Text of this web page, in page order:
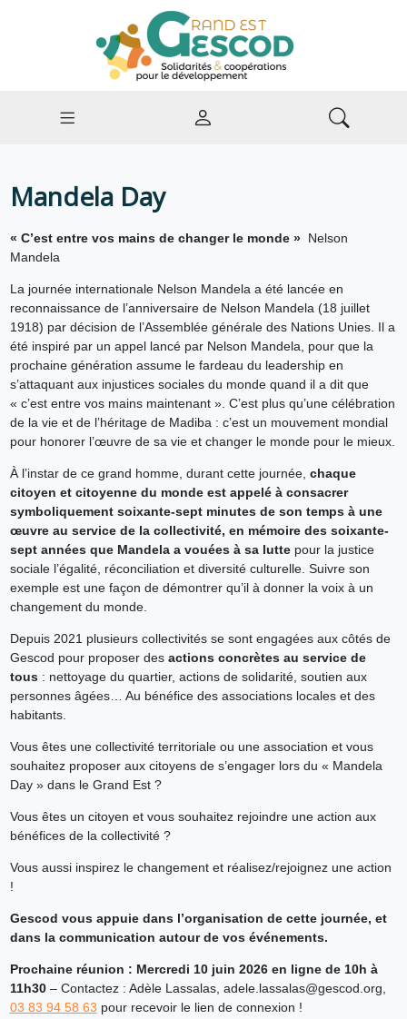
Mandela Day
« C’est entre vos mains de changer le monde » Nelson
Mandela
La journée internationale Nelson Mandela a été lancée en
reconnaissance de l’anniversaire de Nelson Mandela (18 juillet
1918) par décision de l’Assemblée générale des Nations Unies. Il a
été inspiré par un appel lancé par Nelson Mandela, pour que la
prochaine génération assume le fardeau du leadership en
s’attaquant aux injustices sociales du monde quand il a dit que
« c’est entre vos mains maintenant ». C’est plus qu’une célébration
de la vie et de l’héritage de Madiba : c’est un mouvement mondial
pour honorer l’œuvre de sa vie et changer le monde pour le mieux.
À l’instar de ce grand homme, durant cette journée, chaque
citoyen et citoyenne du monde est appelé à consacrer
symboliquement soixante-sept minutes de son temps à une
œuvre au service de la collectivité, en mémoire des soixante-
sept années que Mandela a vouées à sa luttepour la justice
sociale l’égalité, réconciliation et diversité culturelle. Suivre son
exemple est une façon de démontrer qu’il à donner la voix à un
changement du monde.
Depuis 2021 plusieurs collectivités se sont engagées aux côtés de
Gescod pour proposer des actions concrètes au service de
tous: nettoyage du quartier, actions de solidarité, soutien aux
personnes âgées… Au bénéfice des associations locales et des
habitants.
Vous êtes une collectivité territoriale ou une association et vous
souhaitez proposer aux citoyens de s’engager lors du « Mandela
Day » dans le Grand Est ?
Vous êtes un citoyen et vous souhaitez rejoindre une action aux
bénéfices de la collectivité ?
Vous aussi inspirez le changement et réalisez/rejoignez une action
!
Gescod vous appuie dans l’organisation de cette journée, et
dans la communication autour de vos événements.
Prochaine réunion : Mercredi 10 juin 2026 en ligne de 10h à
11h30– Contactez : Adèle Lassalas, adele.lassalas@gescod.org,
03 83 94 58 63 pour recevoir le lien de connexion !